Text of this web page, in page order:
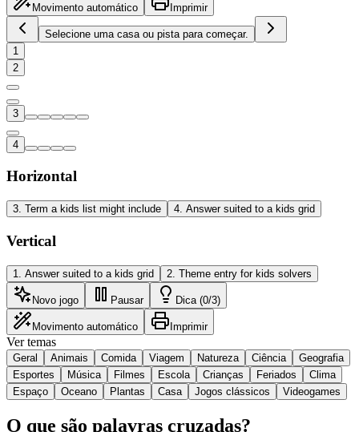
Movimento automático Imprimir
Selecione uma casa ou pista para começar.
1
2
3
4
Horizontal
3. Term a kids list might include 4. Answer suited to a kids grid
Vertical
1 Answer suited to a kids grid 2 Theme entry for kids solvers
Novo jogo Pausar Dica (0/3)
Movimento automático Imprimir
Ver temas
Geral Animais Comida Viagem Natureza Ciência
Geografia
Esportes
Música Filmes Escola Crianças Feriados
Clima
Espaço
Oceano Plantas Casa Jogos clássicos Videogames
O que são palavras cruzadas?